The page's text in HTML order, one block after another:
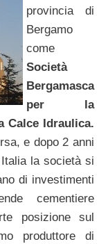
provincia di
Bergamo
come
Società
Bergamasca
per la
Calce Idraulica.
e dopo 2 anni
la società si
di investimenti
cementiere
posizione sul
produttore di